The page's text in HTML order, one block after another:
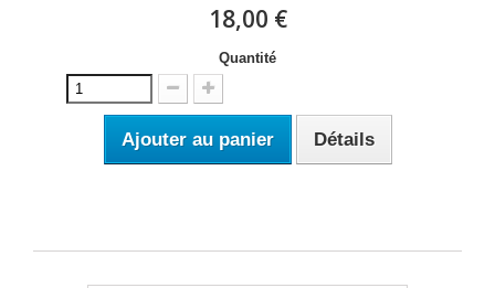
18,00 €
Quantité
Ajouter au panier Détails